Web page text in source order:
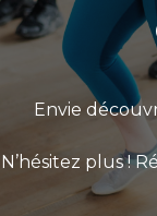
Envie
N’hésitez plus !